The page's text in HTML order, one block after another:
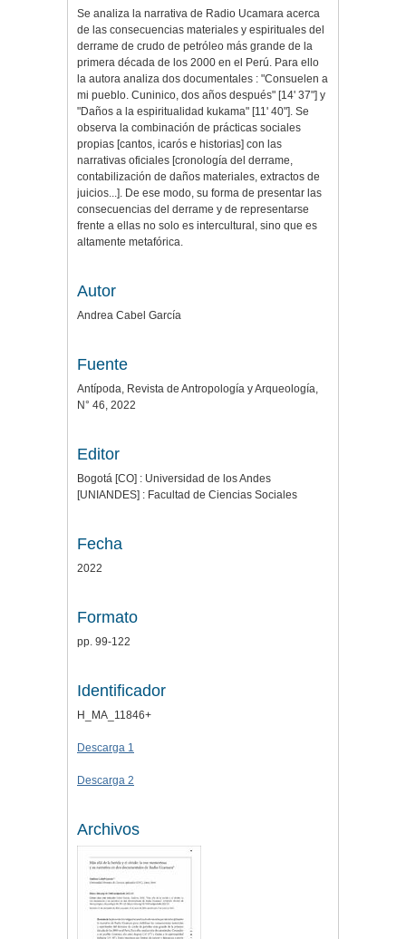
Se analiza la narrativa de Radio Ucamara acerca
de las consecuencias materiales y espirituales del
derrame de crudo de petróleo más grande de la
primera década de los 2000 en el Perú. Para ello
la autora analiza dos documentales : "Consuelen a
mi pueblo. Cuninico, dos años después" [14' 37"] y
"Daños a la espiritualidad kukama" [11' 40"]. Se
observa la combinación de prácticas sociales
propias [cantos, icarós e historias] con las
narrativas oficiales [cronología del derrame,
contabilización de daños materiales, extractos de
juicios...]. De ese modo, su forma de presentar las
consecuencias del derrame y de representarse
frente a ellas no solo es intercultural, sino que es
altamente metafórica.
Autor
Andrea Cabel García
Fuente
Antípoda, Revista de Antropología y Arqueología,
N° 46, 2022
Editor
Bogotá [CO] : Universidad de los Andes
[UNIANDES] : Facultad de Ciencias Sociales
Fecha
2022
Formato
pp. 99-122
Identificador
H_MA_11846+
Descarga 1
Descarga 2
Archivos